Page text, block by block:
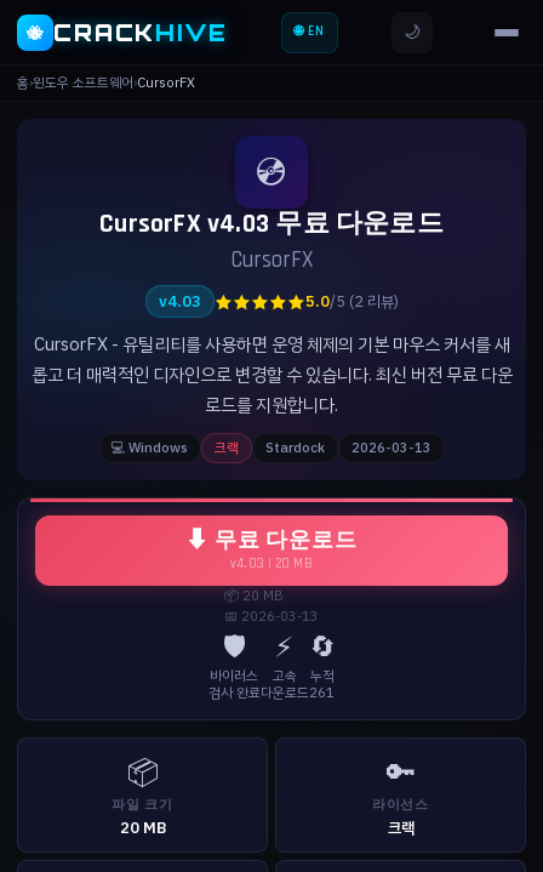
🐝 CRACKHIVE 🌐 EN 🌙
홈›윈도우 소프트웨어›CursorFX
💿
CursorFX v4.03 무료 다운로드
CursorFX
v4.03 ★★★★★5.0/5 (2 리뷰)
CursorFX - 유틸리티를 사용하면 운영 체제의 기본 마우스 커서를 새
롭고 더 매력적인 디자인으로 변경할 수 있습니다. 최신 버전 무료 다운
로드를 지원합니다.
💻 Windows 크랙 Stardock 2026-03-13
⬇ 무료 다운로드
v4.03 | 20 MB
📦 20 MB
📅 2026-03-13
🛡️
바이러스
검사 완료
⚡
고속
다운로드
🔄
누적
261
📦
파일 크기
20 MB
🔑
라이선스
크랙